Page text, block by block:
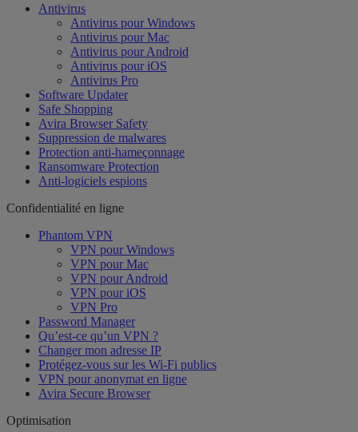
Antivirus
Antivirus pour Windows
Antivirus pour Mac
Antivirus pour Android
Antivirus pour iOS
Antivirus Pro
Software Updater
Safe Shopping
Avira Browser Safety
Suppression de malwares
Protection anti-hameçonnage
Ransomware Protection
Anti-logiciels espions
Confidentialité en ligne
Phantom VPN
VPN pour Windows
VPN pour Mac
VPN pour Android
VPN pour iOS
VPN Pro
Password Manager
Qu’est-ce qu’un VPN ?
Changer mon adresse IP
Protégez-vous sur les Wi-Fi publics
VPN pour anonymat en ligne
Avira Secure Browser
Optimisation